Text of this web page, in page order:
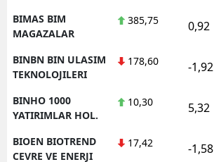
BIMAS BIM
MAGAZALAR
385,75 0,92
BINBN BIN ULASIM
TEKNOLOJILERI
178,60 -1,92
BINHO 1000
YATIRIMLAR HOL.
10,30 5,32
BIOEN BIOTREND
CEVRE VE ENERJI
17,42 -1,58